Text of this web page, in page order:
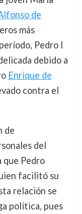
de
más
Pedro I
debido a
Enrique de
contra el
de
del
Pedro
facilitó su
relación se
política, pues